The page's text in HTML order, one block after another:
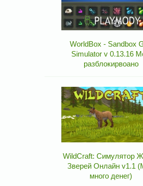
WorldBox - Sandbox
Simulator v 0.13.16
разблокирвоано
WildCraft: Симулятор
Зверей Онлайн v1.1
много денег)